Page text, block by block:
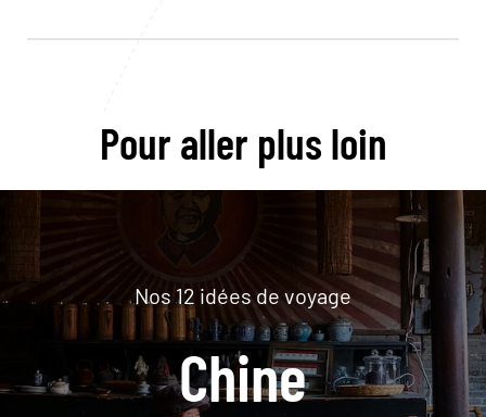
Pour aller plus loin
Nos 12 idées de voyage
Chine